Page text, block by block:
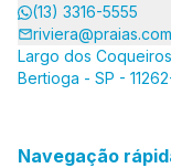
(13) 3316-5555
riviera@praias.com
Largo dos
Bertioga - SP -
Navegação